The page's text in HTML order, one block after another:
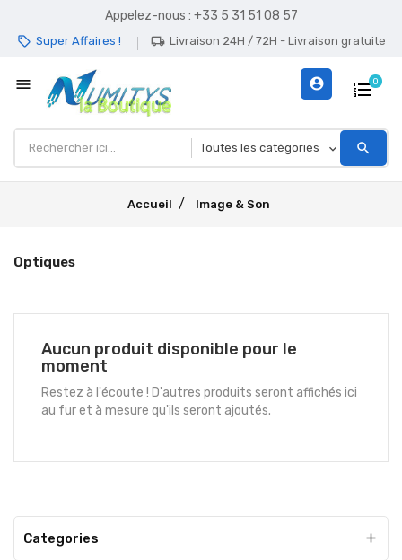
Appelez-nous : +33 5 31 51 08 57
local_offer Super Affaires ! local_shipping Livraison 24H / 72H - Livraison gratuite
menu 0
account_circle
search
Accueil Image & Son
Optiques
Aucun produit disponible pour le
moment
Restez à l'écoute ! D'autres produits seront affichés ici
au fur et à mesure qu'ils seront ajoutés.
Categories 